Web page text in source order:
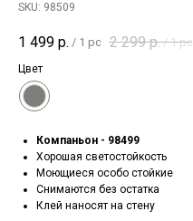
SKU: 98509
1 499 р. / 1 pc 2 299 р. / 1 pc
Цвет
Компаньон - 98499
Хорошая светостойкость
Моющиеся особо стойкие
Снимаются без остатка
Клей наносят на стену